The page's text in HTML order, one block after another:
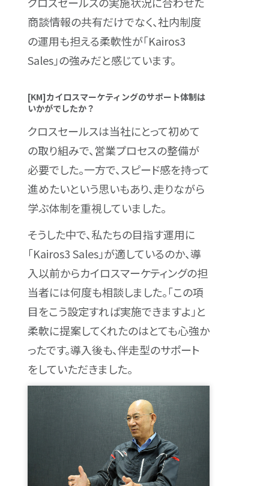
商談情報の共有だけでなく、社内制度
の運用も担える柔軟性が「Kairos3
Sales」の強みだと感じています。
[KM]カイロスマーケティングのサポート体制は
いかがでしたか？
クロスセールスは当社にとって初めて
の取り組みで、営業プロセスの整備が
必要でした。一方で、スピード感を持って
進めたいという思いもあり、走りながら
学ぶ体制を重視していました。
そうした中で、私たちの目指す運用に
「Kairos3 Sales」が適しているのか、導
入以前からカイロスマーケティングの担
当者には何度も相談しました。「この項
目をこう設定すれば実施できますよ」と
柔軟に提案してくれたのはとても心強か
ったです。導入後も、伴走型のサポート
をしていただきました。